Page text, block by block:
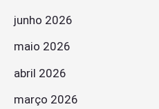
junho 2026
maio 2026
abril 2026
março 2026